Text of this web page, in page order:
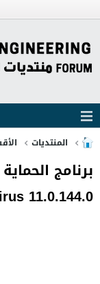
المنتديات
برنامج
11.0.144.0